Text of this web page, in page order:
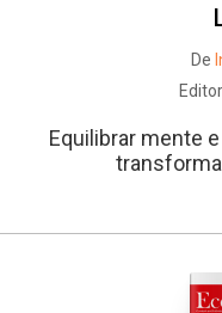
De
Equilibrar mente